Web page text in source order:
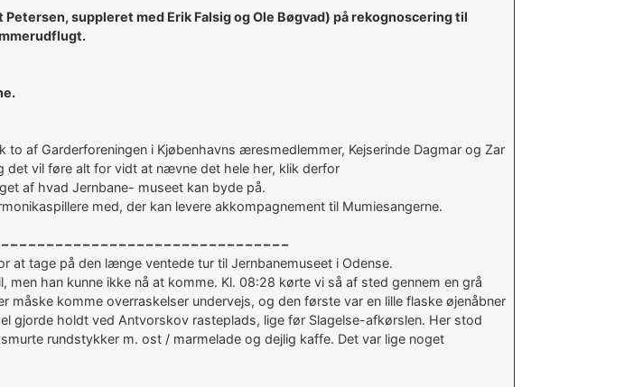
suppleret med Erik Falsig og Ole Bøgvad) på rekognoscering til
af Garderforeningen i Kjøbenhavns æresmedlemmer, Kejserinde Dagmar og Zar
det vil føre alt for vidt at nævne det hele her, klik derfor
af hvad Jernbane- museet kan byde på.
med, der kan levere akkompagnement til Mumiesangerne.
– – – – – – – – – – – – – – – – – – – – – – – – – – – – – – –
tage på den længe ventede tur til Jernbanemuseet i Odense.
han kunne ikke nå at komme. Kl. 08:28 kørte vi så af sted gennem en grå
komme overraskelser undervejs, og den første var en lille flaske øjenåbner
gjorde holdt ved Antvorskov rasteplads, lige før Slagelse-afkørslen. Her stod
rundstykker m. ost / marmelade og dejlig kaffe. Det var lige noget